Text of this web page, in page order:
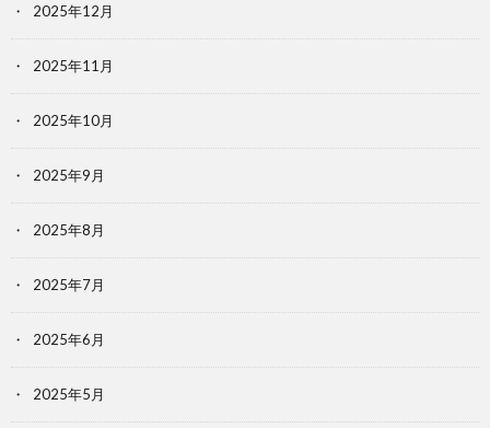
2025年12月
2025年11月
2025年10月
2025年9月
2025年8月
2025年7月
2025年6月
2025年5月